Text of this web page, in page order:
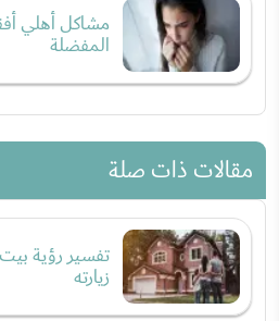
مشاكل أهلي
المفضلة
مقالات ذات صلة
تفسير رؤية بيت
زيارته